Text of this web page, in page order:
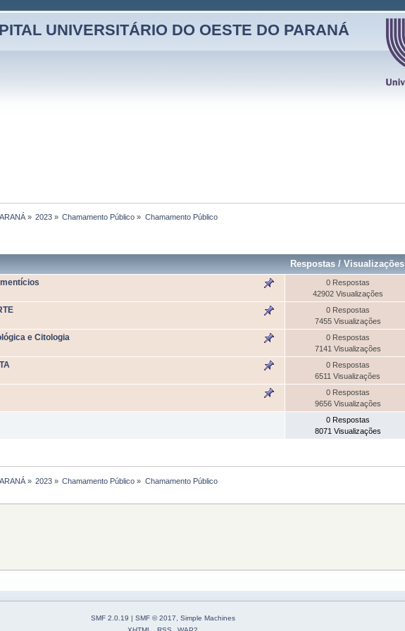
UNIVERSITÁRIO DO OESTE DO PARANÁ
» 2023 » Chamamento Público » Chamamento Público
Respostas /Visualizações
0 Respostas
42902 Visualizações
0 Respostas
7455 Visualizações
e Citologia
0 Respostas
7141 Visualizações
0 Respostas
6511 Visualizações
0 Respostas
9656 Visualizações
0 Respostas
8071 Visualizações
» 2023 » Chamamento Público » Chamamento Público
SMF 2.0.19 | SMF © 2017, Simple Machines